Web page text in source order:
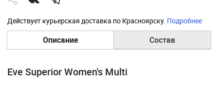
Действует курьерская доставка по Красноярску. Подробнее
Описание Состав
Eve Superior Women's Multi